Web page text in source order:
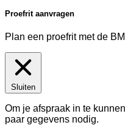
Proefrit aanvragen
Plan een proefrit met de
Sluiten
Om je afspraak in te
paar gegevens nodig.